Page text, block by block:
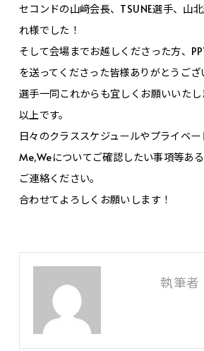
セコンドの山﨑会長、TSUNE選手、山
れ様でした！
そして会場までお越しくださった方、
を送ってくださった皆様ありがとうござ
選手一同これからも宜しくお願いいたし
以上です。
日々のクラススケジュールやプライベー
Me,Weについてご確認したい事項等あ
ご連絡ください。
合わせてよろしくお願いします！
執筆者